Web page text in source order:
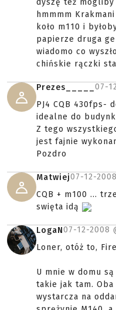
dyszę też mogliby
hmmmm
koło m110 i
papierze druga
wiadomo co
chińskie rączki
Prezes_____ 07-
PJ4 CQB 430fps-
idealne do
Z tego
jest fajnie
Pozdro
Matwiej07-12-
CQB + m100 ...
swięta idą
LogaN07-12-2008
Loner, otóż to,
U mnie w domu
takie jak tam. Oba
wystarcza na